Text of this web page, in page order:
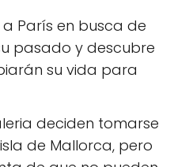
París en busca de
pasado y descubre
su vida para
deciden tomarse
de Mallorca, pero